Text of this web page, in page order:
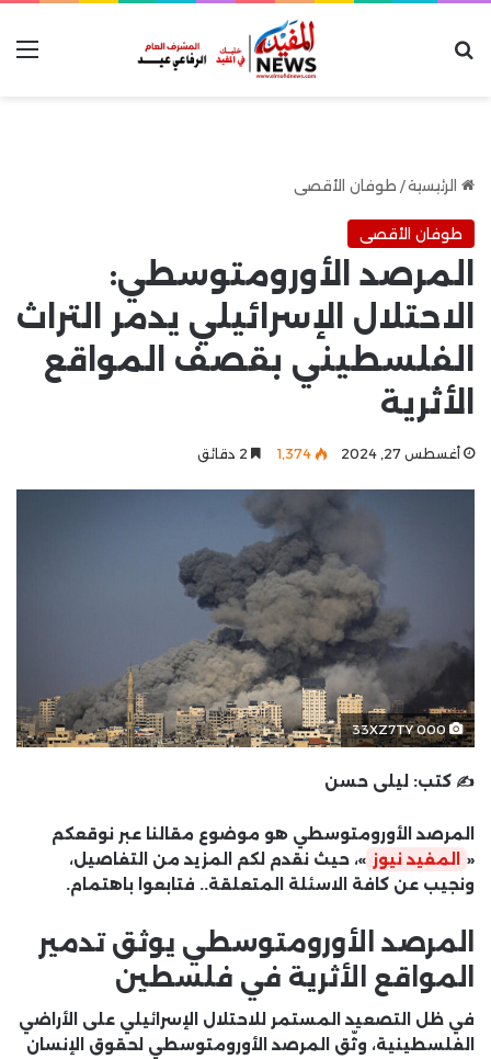
الرئيسية/ طوفان الأقصى
طوفان الأقصى
المرصد الأورومتوسطي:
الاحتلال الإسرائيلي يدمر التراث
الفلسطيني بقصف المواقع
الأثرية
أغسطس 27, 2024 1٬374
✍️ كتب: ليلى حسن
المرصد الأورومتوسطي هو موضوع مقالنا عبر نوقعكم
«
المفيد نيوز »، حيث نقدم لكم المزيد من التفاصيل،
ونجيب عن كافة الاسئلة المتعلقة.. فتابعوا باهتمام.
المرصد الأورومتوسطي يوثق تدمير
المواقع الأثرية في فلسطين
في ظل التصعيد المستمر للاحتلال الإسرائيلي على الأراضي
الفلسطينية، وثّق المرصد الأورومتوسطي لحقوق الإنسان